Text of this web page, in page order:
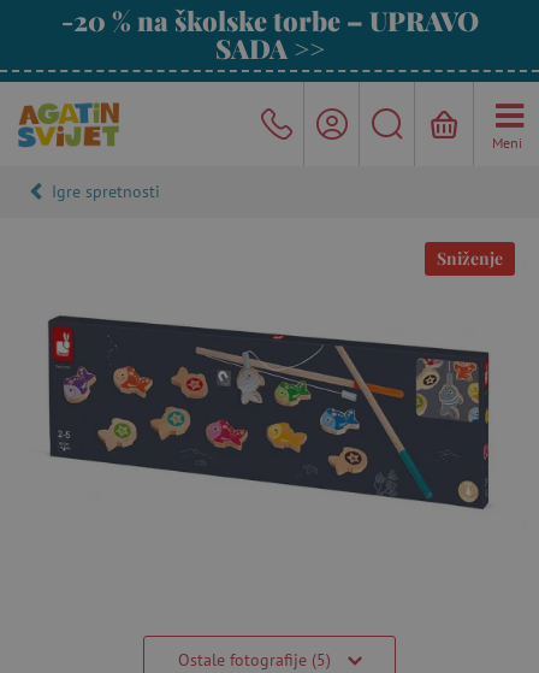
-20 % na školske torbe – UPRAVO
SADA >>
Meni
Igre spretnosti
Sniženje
Ostale fotografije (5)